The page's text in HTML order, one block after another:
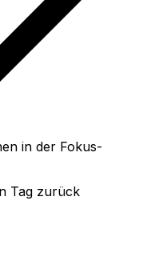
in der Fokus-
Tag zurück